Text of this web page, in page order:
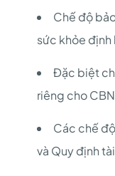
Chế độ
sức khỏe định
Đặc biệt
riêng cho
Các chế
và Quy định